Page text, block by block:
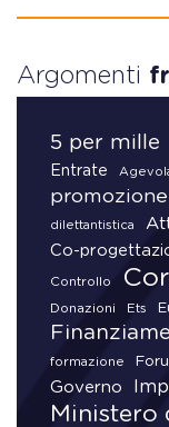
Argomenti
5 per mille
Entrate
dilettantistica
Co-
Controllo
Donazioni Ets
formazione
Governo
Ministero